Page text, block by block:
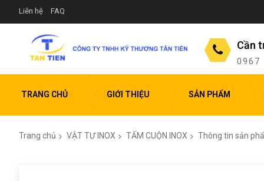
Liên hệ FAQ
Cần
0967
TRANG CHỦ GIỚI THIỆU SẢN PHẨM
Trang chủ VẬT TƯ INOX TẤM CUỘN INOX Thông tin sản